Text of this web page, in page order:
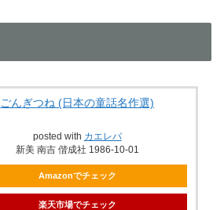
ごんぎつね (日本の童話名作選)
posted with カエレバ
新美 南吉 偕成社 1986-10-01
Amazonでチェック
楽天市場でチェック